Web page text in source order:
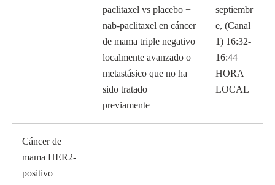
paclitaxel vs placebo +
nab-paclitaxel en cáncer
de mama triple negativo
localmente avanzado o
metastásico que no ha
sido tratado
previamente
septiembr
e, (Canal
1) 16:32-
16:44
HORA
LOCAL
Cáncer de
mama HER2-
positivo